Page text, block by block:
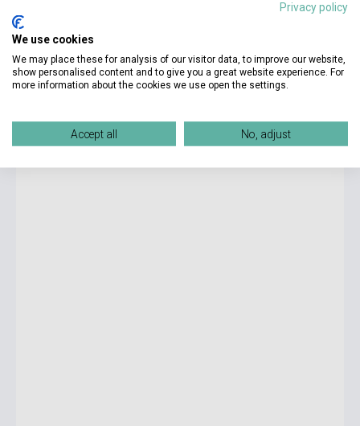
4 725 Ft
Boltunkban pillanatnyilag nem kapható, várható beszerzési idő
négy-hat hét
Privacy policy
We use cookies
We may place these for analysis of our visitor data, to improve our website,
show personalised content and to give you a great website experience. For
more information about the cookies we use open the settings.
Accept all No, adjust